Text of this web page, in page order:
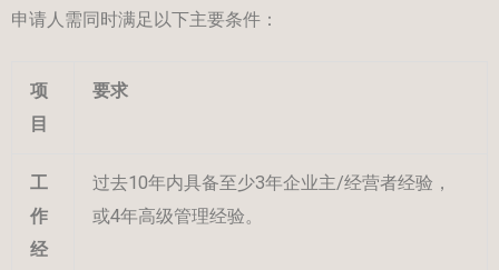
申请人需同时满足以下主要条件：
项
目
要求
工
作
经
过去10年内具备至少3年企业主/经营者经验，
或4年高级管理经验。